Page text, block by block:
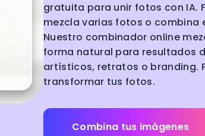
gratuita para unir fotos con IA.
mezcla varias fotos o combina
Nuestro combinador online
forma natural para resultados
artísticos, retratos o branding.
transformar tus fotos.
Combina tus imágenes